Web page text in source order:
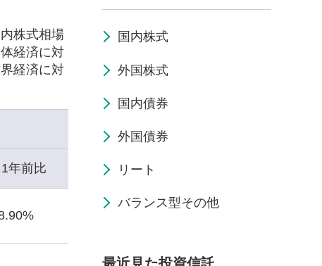
株式相場
経済に対
経済に対
1年前比
国内株式
外国株式
国内債券
外国債券
リート
バランス型その他